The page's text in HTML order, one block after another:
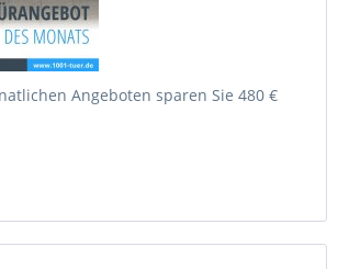
Angeboten sparen Sie 480 €